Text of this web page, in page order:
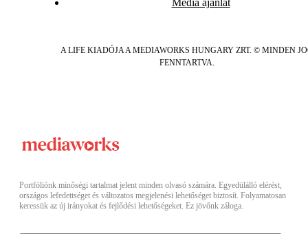
A LIFE KIADÓJA A MEDIAWORKS HUNGARY ZRT. © MINDEN
FENNTARTVA.
Portfóliónk minőségi tartalmat jelent minden olvasó számára. Egyedülálló elérést,
országos lefedettséget és változatos megjelenési lehetőséget biztosít. Folyamatosan
keressük az új irányokat és fejlődési lehetőségeket. Ez jövőnk záloga.